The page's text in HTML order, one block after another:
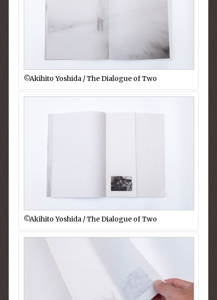
©︎Akihito Yoshida / The Dialogue of Two
©︎Akihito Yoshida / The Dialogue of Two